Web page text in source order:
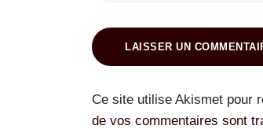
LAISSER UN
Ce site utilise Akismet pour
de vos commentaires sont